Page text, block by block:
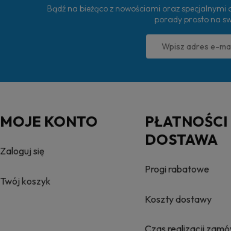
Bądź na bieżąco z nowościami oraz
porady prosto na
MOJE KONTO
Zaloguj się
Twój koszyk
PŁATNOŚCI
DOSTAWA
Progi rabatowe
Koszty dostawy
Czas realizacji